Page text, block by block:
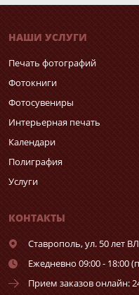
НАШИ УСЛУГИ
Печать фотографий
Фотокниги
Фотосувениры
Интерьерная печать
Календари
Полиграфия
Услуги
КОНТАКТЫ
Ставрополь,ул. 50 лет
Ежедневно 09:00 - 18:00
Прием заказов онлайн: